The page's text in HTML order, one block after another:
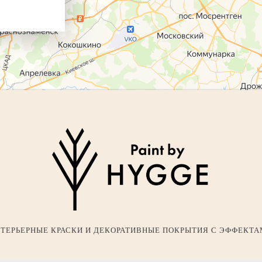
КРАСКИ И ДЕКОРАТИВНЫЕ ПОКРЫТИЯ С